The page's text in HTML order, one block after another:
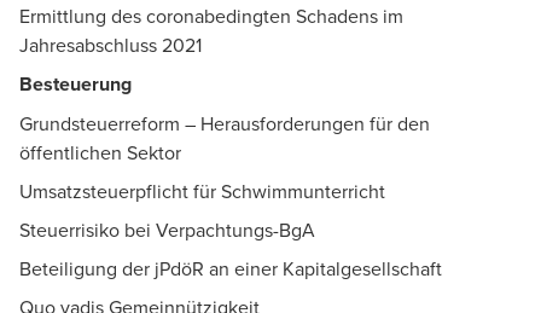
Ermittlung des coronabedingten Schadens im
Jahresabschluss 2021
Besteuerung
Grundsteuerreform – Herausforderungen für den
öffentlichen Sektor
Umsatzsteuerpflicht für Schwimmunterricht
Steuerrisiko bei Verpachtungs-BgA
Beteiligung der jPdöR an einer Kapitalgesellschaft
Quo vadis Gemeinnützigkeit